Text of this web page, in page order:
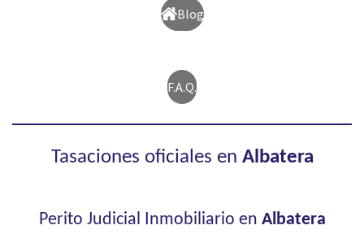
Blog
F.A.Q.
Tasaciones oficiales en Albatera
Perito Judicial Inmobiliario en Albatera